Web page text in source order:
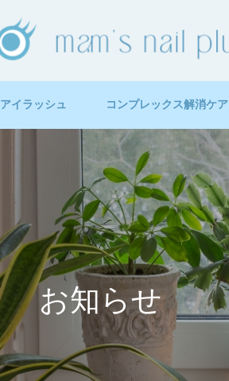
アイラッシュ コンプレックス解消ケア
お知らせ